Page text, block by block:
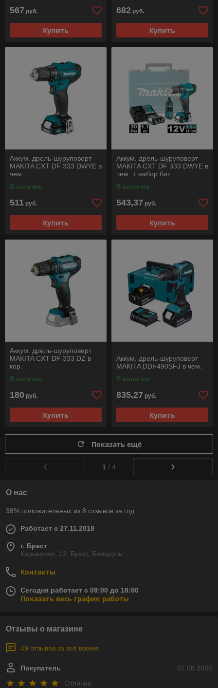
567 руб.
Купить
682 руб.
Купить
Аккум. дрель-шуруповерт
MAKITA CXT DF 333 DWYE в
чем.
В наличии
511 руб.
Купить
Аккум. дрель-шуруповерт
MAKITA CXT DF 333 DWYE в
чем. + набор бит
В наличии
543,37 руб.
Купить
Аккум. дрель-шуруповерт
MAKITA CXT DF 333 DZ в
кор.
В наличии
180 руб.
Купить
Аккум. дрель-шуруповерт
MAKITA DDF490SFJ в чем.
В наличии
835,27 руб.
Купить
Показать ещё
1 / 4
О нас
38% положительных из 8 отзывов за год
Работает с 27.11.2018
г. Брест
Карьерная, 12, Брест, Беларусь
Контакты
Сегодня работает с 09:00 до 18:00
Показать весь график работы
Отзывы о магазине
49 отзывов за всё время
07.08.2026
Покупатель
Отлично